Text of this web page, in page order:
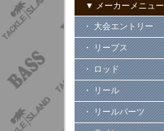
▼ メーカーメニュー
・ 大会エントリー
・ リープス
・ ロッド
・ リール
・ リールパーツ